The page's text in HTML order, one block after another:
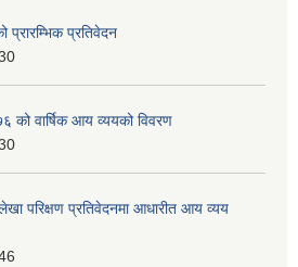
प्रारम्भिक प्रतिवेदन
को वार्षिक आय व्ययको विवरण
परिक्षण प्रतिवेदनमा आधारीत आय व्यय